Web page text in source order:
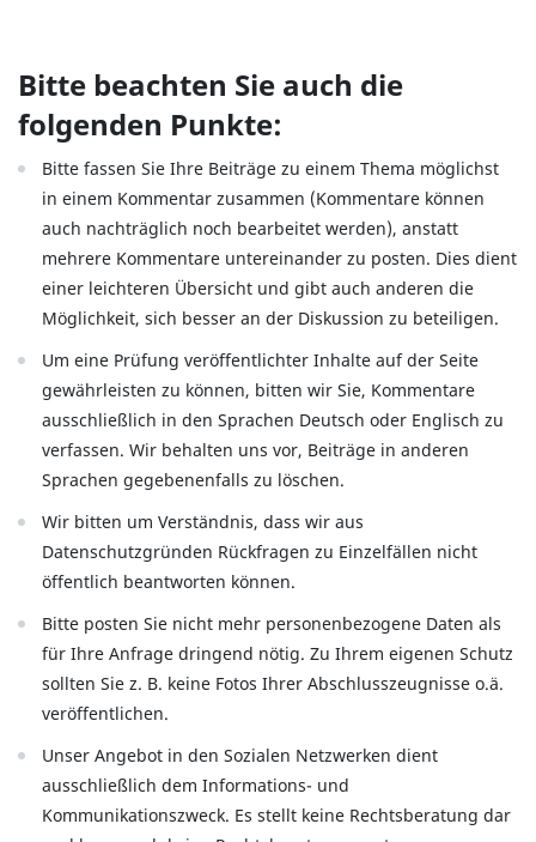
Bitte beachten Sie auch die
folgenden Punkte:
Bitte fassen Sie Ihre Beiträge zu einem Thema möglichst
in einem Kommentar zusammen (Kommentare können
auch nachträglich noch bearbeitet werden), anstatt
mehrere Kommentare untereinander zu posten. Dies dient
einer leichteren Übersicht und gibt auch anderen die
Möglichkeit, sich besser an der Diskussion zu beteiligen.
Um eine Prüfung veröffentlichter Inhalte auf der Seite
gewährleisten zu können, bitten wir Sie, Kommentare
ausschließlich in den Sprachen Deutsch oder Englisch zu
verfassen. Wir behalten uns vor, Beiträge in anderen
Sprachen gegebenenfalls zu löschen.
Wir bitten um Verständnis, dass wir aus
Datenschutzgründen Rückfragen zu Einzelfällen nicht
öffentlich beantworten können.
Bitte posten Sie nicht mehr personenbezogene Daten als
für Ihre Anfrage dringend nötig. Zu Ihrem eigenen Schutz
sollten Sie z. B. keine Fotos Ihrer Abschlusszeugnisse o.ä.
veröffentlichen.
Unser Angebot in den Sozialen Netzwerken dient
ausschließlich dem Informations- und
Kommunikationszweck. Es stellt keine Rechtsberatung dar